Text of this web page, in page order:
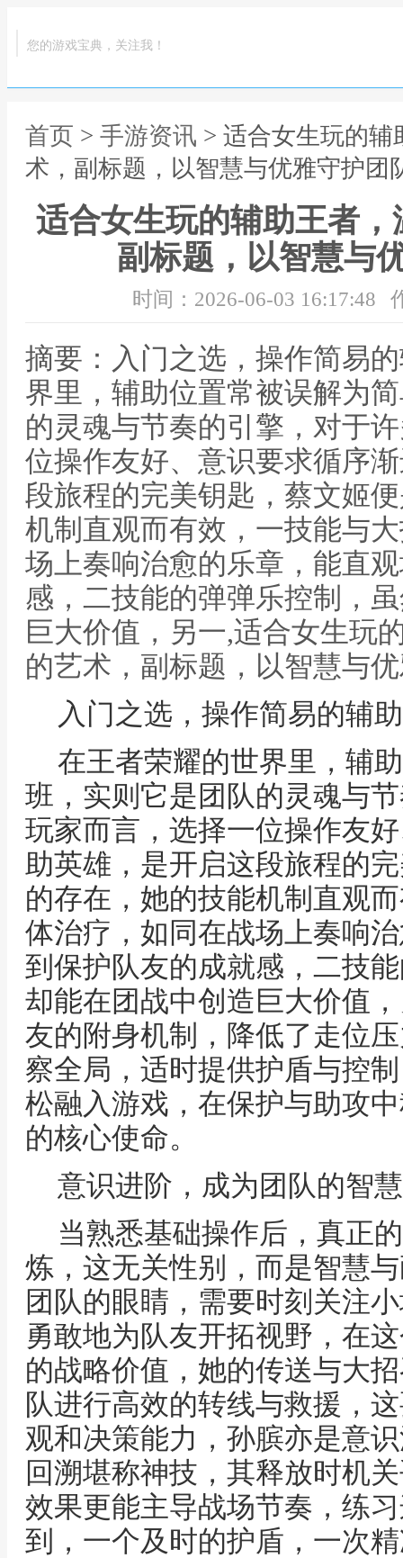
您的游戏宝典，关注我！
首页 > 手游资讯 > 适合女生玩的
术，副标题，以智慧与优雅守护团
适合女生玩的辅助王者
副标题，以智慧与
时间：2026-06-03 16:17:48
摘要：入门之选，操作简易
界里，辅助位置常被误解为
的灵魂与节奏的引擎，对于
位操作友好、意识要求循序
段旅程的完美钥匙，蔡文姬
机制直观而有效，一技能与
场上奏响治愈的乐章，能直
感，二技能的弹弹乐控制，
巨大价值，另一,适合女生玩
的艺术，副标题，以智慧与
入门之选，操作简易的辅
在王者荣耀的世界里，辅
班，实则它是团队的灵魂与
玩家而言，选择一位操作友
助英雄，是开启这段旅程的
的存在，她的技能机制直观
体治疗，如同在战场上奏响
到保护队友的成就感，二技
却能在团战中创造巨大价值
友的附身机制，降低了走位
察全局，适时提供护盾与控
松融入游戏，在保护与助攻
的核心使命。
意识进阶，成为团队的智
当熟悉基础操作后，真正
炼，这无关性别，而是智慧
团队的眼睛，需要时刻关注
勇敢地为队友开拓视野，在
的战略价值，她的传送与大
队进行高效的转线与救援，
观和决策能力，孙膑亦是意
回溯堪称神技，其释放时机
效果更能主导战场节奏，练
到，一个及时的护盾，一次